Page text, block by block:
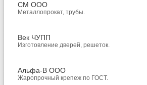
СМ ООО
Металлопрокат, трубы.
Век ЧУПП
Изготовление дверей, решеток.
Альфа-В ООО
Жаропрочный крепеж по ГОСТ.